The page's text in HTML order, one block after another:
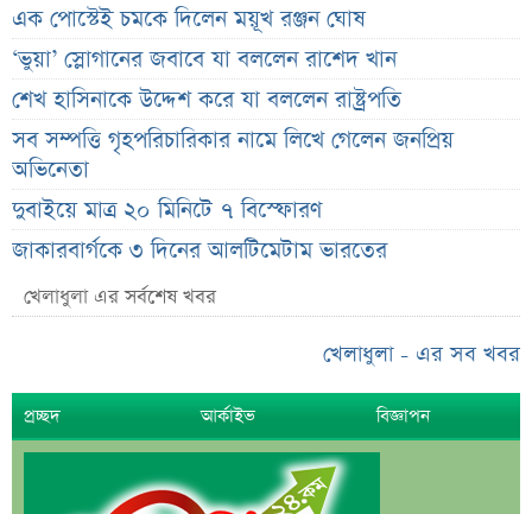
এক পোস্টেই চমকে দিলেন ময়ূখ রঞ্জন ঘোষ
‘ভুয়া’ স্লোগানের জবাবে যা বললেন রাশেদ খান
শেখ হাসিনাকে উদ্দেশ করে যা বললেন রাষ্ট্রপতি
সব সম্পত্তি গৃহপরিচারিকার নামে লিখে গেলেন জনপ্রিয়
অভিনেতা
দুবাইয়ে মাত্র ২০ মিনিটে ৭ বিস্ফোরণ
জাকারবার্গকে ৩ দিনের আলটিমেটাম ভারতের
সরকারি ওয়েবসাইটে ‘Error 503’, কারণ জানালেন
উপদেষ্টা
ব্যাংক কর্মকর্তার অভিযোগে তোলপাড়, অব্যাহতি এনসিপি
নেতার
ভাইরাল ‘৪ দিনের ছুটি’ দাবির ব্যাখ্যা দিল জনপ্রশাসন
মন্ত্রণালয়
জাতির উদ্দেশে যা বললেন ড. ইউনূস
খেলাধুলা এর সর্বশেষ খবর
খেলাধুলা - এর সব খবর
প্রচ্ছদ আর্কাইভ বিজ্ঞাপন